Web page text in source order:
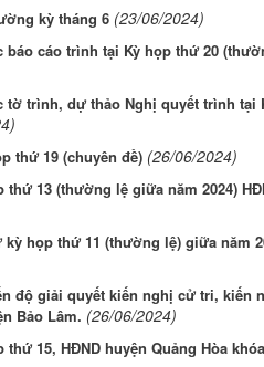
kỳ tháng 6 (23/06/2024)
cáo trình tại Kỳ họp thứ 20
tờ trình, dự thảo Nghị quyết trình tại
thứ 19 (chuyên đề) (26/06/2024)
13 (thường lệ giữa năm 2024)
họp thứ 11 (thường lệ) giữa năm
độ giải quyết kiến nghị cử tri, kiến
Bảo Lâm. (26/06/2024)
15, HĐND huyện Quảng Hòa